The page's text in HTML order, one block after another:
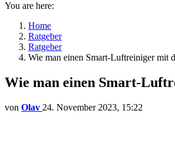
You are here:
Home
Ratgeber
Ratgeber
Wie man einen Smart-Luftreiniger mit
Wie man einen Smart-
von Olav 24. November 2023, 15:22